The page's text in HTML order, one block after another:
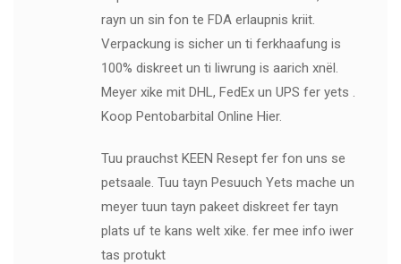
rayn un sin fon te FDA erlaupnis kriit.
Verpackung is sicher un ti ferkhaafung is
100% diskreet un ti liwrung is aarich xnël.
Meyer xike mit DHL, FedEx un UPS fer yets .
Koop Pentobarbital Online Hier.
Tuu prauchst KEEN Resept fer fon uns se
petsaale. Tuu tayn Pesuuch Yets mache un
meyer tuun tayn pakeet diskreet fer tayn
plats uf te kans welt xike. fer mee info iwer
tas protukt